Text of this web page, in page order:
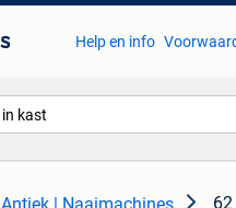
Help en info